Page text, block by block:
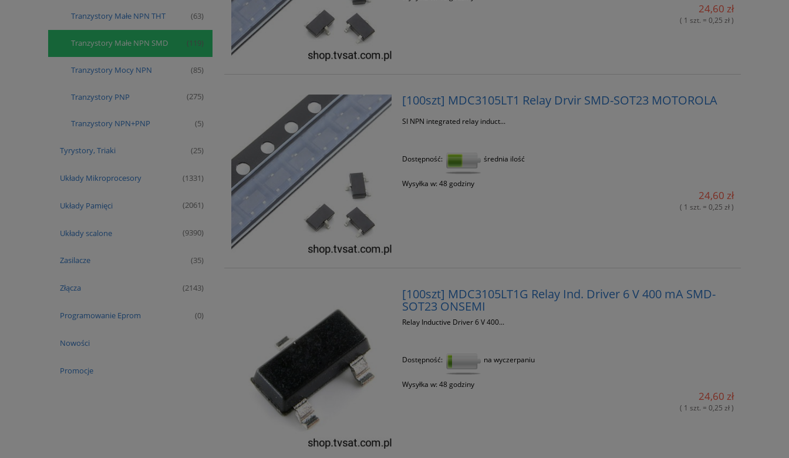
Tranzystory Małe NPN THT (63)
Tranzystory Małe NPN SMD (119)
Tranzystory Mocy NPN (85)
Tranzystory PNP (275)
Tranzystory NPN+PNP (5)
Tyrystory, Triaki (25)
Układy Mikroprocesory (1331)
Układy Pamięci (2061)
Układy scalone (9390)
Zasilacze (35)
Złącza (2143)
Programowanie Eprom (0)
Nowości
Promocje
24,60 zł
( 1 szt. = 0,25 zł )
[100szt] MDC3105LT1 Relay Drvir SMD-SOT23 MOTOROLA
SI NPN integrated relay induct...
Dostępność: średnia ilość
Wysyłka w: 48 godziny
24,60 zł
( 1 szt. = 0,25 zł )
[100szt] MDC3105LT1G Relay Ind. Driver 6 V 400 mA SMD-
SOT23 ONSEMI
Relay Inductive Driver 6 V 400...
Dostępność: na wyczerpaniu
Wysyłka w: 48 godziny
24,60 zł
( 1 szt. = 0,25 zł )